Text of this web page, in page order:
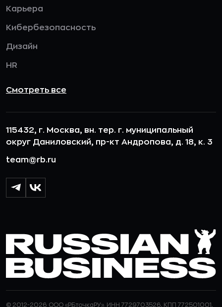
Карьера
Кибербезопасность
Дизайн
HR
Смотреть все
115432, г. Москва, вн. тер. г. муниципальный
округ Даниловский, пр-кт Андропова, д. 18, к. 3
team@rb.ru
© 2012-2026 ООО «РБточкаРУ». ИНН 7729703526, КПП 772501001,